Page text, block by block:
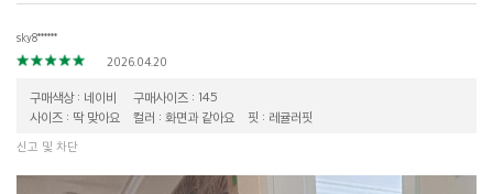
sky8******
2026.04.20
구매색상 : 네이비
구매사이즈 : 145
사이즈 : 딱 맞아요
컬러 : 화면과 같아요 핏 : 레귤러핏
신고 및 차단